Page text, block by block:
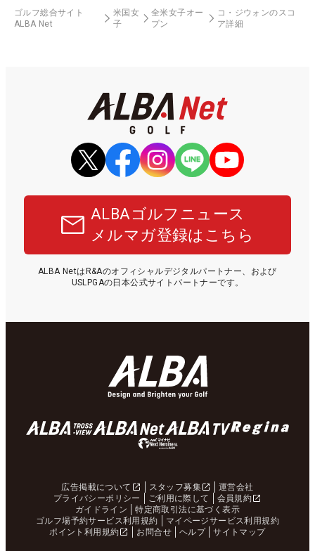
ゴルフ総合サイト
ALBA Net
米国女
子
全米女子オー
プン
コ・ジウォンのスコ
ア詳細
ALBAゴルフニュース
メルマガ登録はこちら
ALBA NetはR&Aのオフィシャルデジタルパートナー、および
USLPGAの日本公式サイトパートナーです。
広告掲載について スタッフ募集
運営会社
プライバシーポリシー
ご利用に際して
会員規約
ガイドライン
特定商取引法に基づく表示
ゴルフ場予約サービス利用規約
マイページサービス利用規約
ポイント利用規約
お問合せ ヘルプ サイトマップ